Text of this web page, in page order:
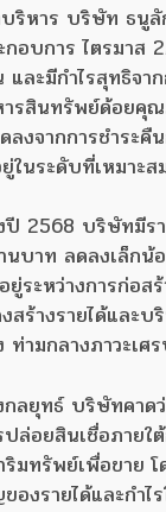
บริหาร บริษัท ธ
บการ ไตรมาส
ะมีกำไรสุทธิจา
รสินทรัพย์ด้อยคุ
งจากการชำระ
ในระดับที่เหมาะส
2568 บริษัทมีร
นบาท ลดลงเล็ก
ะหว่างการก่อส
ร้างรายได้และ
ท่ามกลางภาวะเ
ลยุทธ์ บริษัทคาด
ล่อยสินเชื่อภาย
ทรัพย์เพื่อขาย โ
งรายได้และกำไ